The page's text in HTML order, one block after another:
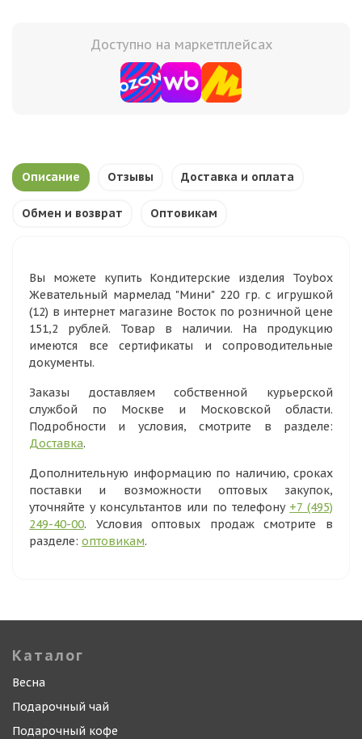
Доступно на маркетплейсах
Описание Отзывы Доставка и оплата
Обмен и возврат Оптовикам
Вы можете купить Кондитерские изделия Toybox
Жевательный мармелад "Мини" 220 гр. с игрушкой
(12) в интернет магазине Восток по розничной цене
151,2 рублей. Товар в наличии. На продукцию
имеются все сертификаты и сопроводительные
документы.
Заказы доставляем собственной курьерской
службой по Москве и Московской области.
Подробности и условия, смотрите в разделе:
Доставка.
Дополнительную информацию по наличию, сроках
поставки и возможности оптовых закупок,
уточняйте у консультантов или по телефону +7 (495)
249-40-00. Условия оптовых продаж смотрите в
разделе: оптовикам.
Каталог
Весна
Подарочный чай
Подарочный кофе